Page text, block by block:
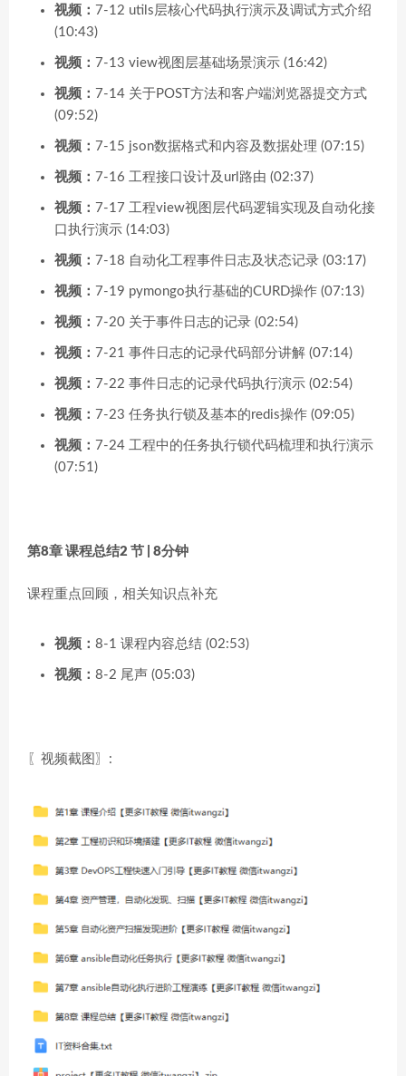
视频： 7-12 utils层核心代码执行演示及调试方式介绍
(10:43)
视频： 7-13 view视图层基础场景演示 (16:42)
视频： 7-14 关于POST方法和客户端浏览器提交方式
(09:52)
视频： 7-15 json数据格式和内容及数据处理 (07:15)
视频： 7-16 工程接口设计及url路由 (02:37)
视频： 7-17 工程view视图层代码逻辑实现及自动化接
口执行演示 (14:03)
视频： 7-18 自动化工程事件日志及状态记录 (03:17)
视频： 7-19 pymongo执行基础的CURD操作 (07:13)
视频： 7-20 关于事件日志的记录 (02:54)
视频： 7-21 事件日志的记录代码部分讲解 (07:14)
视频： 7-22 事件日志的记录代码执行演示 (02:54)
视频： 7-23 任务执行锁及基本的redis操作 (09:05)
视频： 7-24 工程中的任务执行锁代码梳理和执行演示
(07:51)
第8章 课程总结2 节 | 8分钟
课程重点回顾，相关知识点补充
视频： 8-1 课程内容总结 (02:53)
视频： 8-2 尾声 (05:03)
〖视频截图〗: